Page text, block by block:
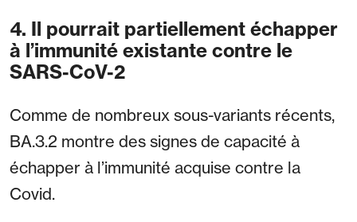
4. Il pourrait partiellement échapper
à l’immunité existante contre le
SARS-CoV-2
Comme de nombreux sous-variants récents,
BA.3.2 montre des signes de capacité à
échapper à l’immunité acquise contre la
Covid.